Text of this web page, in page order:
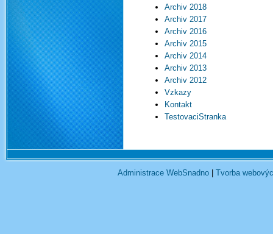
Archiv 2018
Archiv 2017
Archiv 2016
Archiv 2015
Archiv 2014
Archiv 2013
Archiv 2012
Vzkazy
Kontakt
TestovaciStranka
Administrace WebSnadno Tvorba